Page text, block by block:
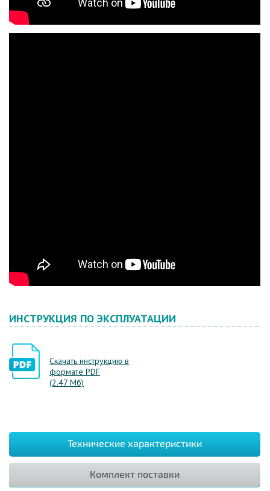
ИНСТРУКЦИЯ ПО ЭКСПЛУАТАЦИИ
Скачать инструкцию в
формате PDF
(2.47 Мб)
Технические характеристики
Комплект поставки